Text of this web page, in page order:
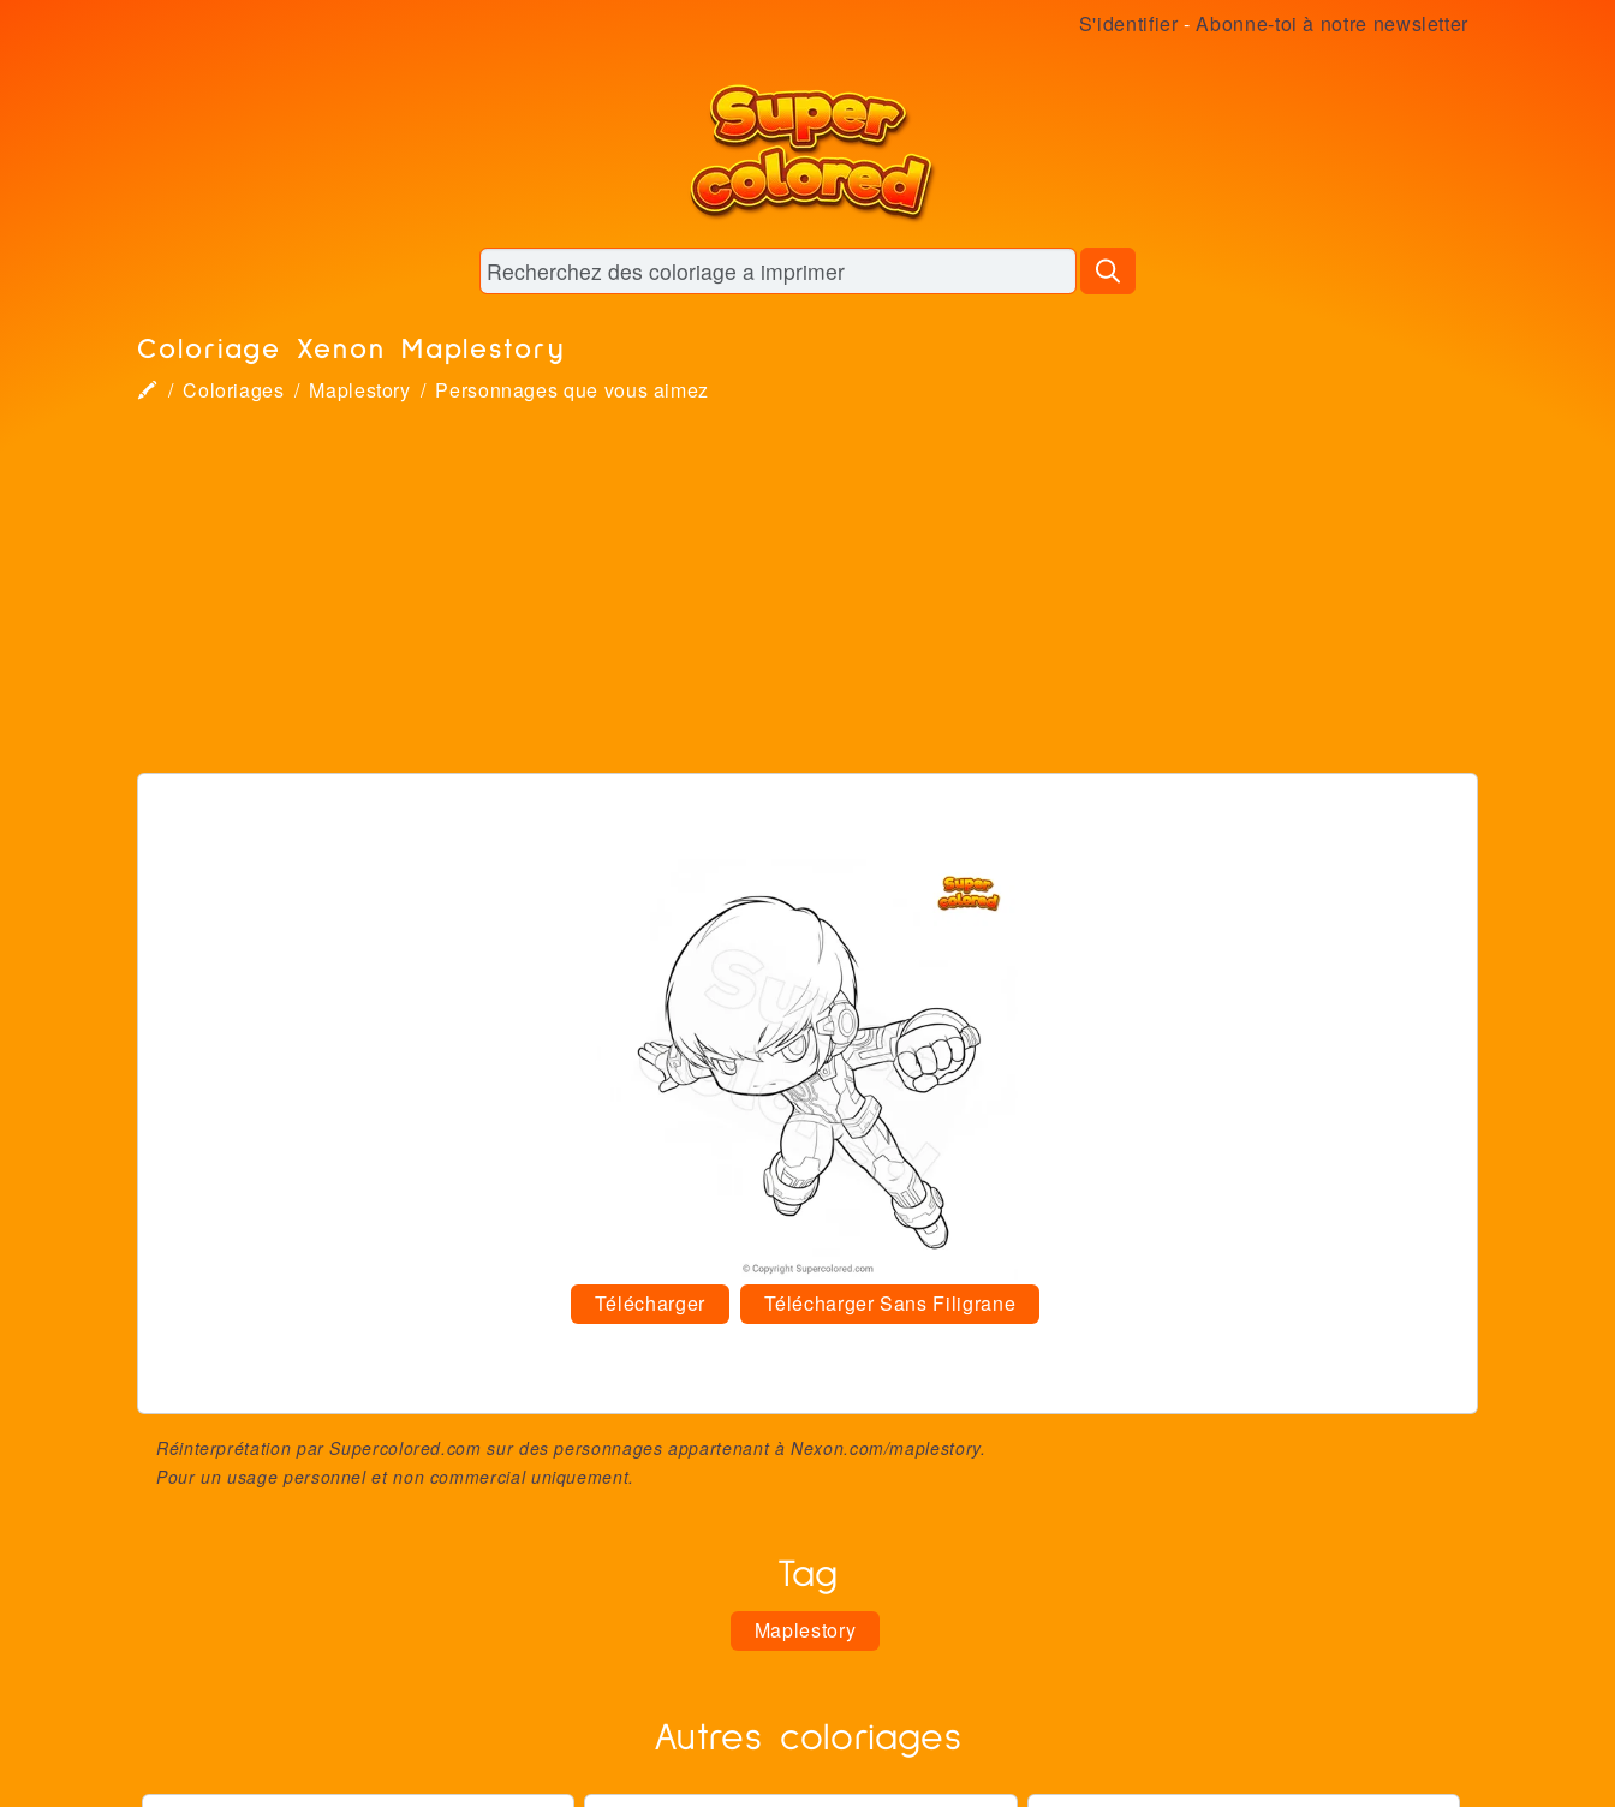
S'identifier -Abonne-toi à notre newsletter
Coloriage Xenon Maplestory
🖍 Coloriages Maplestory Personnages que vous aimez
Télécharger Télécharger Sans Filigrane
Réinterprétation par Supercolored.com sur des personnages appartenant àNexon.com/maplestory.
Pour un usage personnel et non commercial uniquement.
Tag
Maplestory
Autres coloriages